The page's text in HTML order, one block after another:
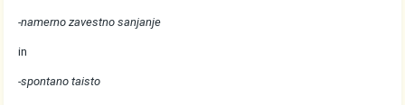
-namerno zavestno sanjanje
in
-spontano taisto